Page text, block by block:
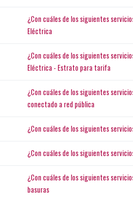
¿Con cuáles de los siguientes
Eléctrica
¿Con cuáles de los siguientes
Eléctrica - Estrato para tarifa
¿Con cuáles de los siguientes
conectado a red pública
¿Con cuáles de los siguientes
¿Con cuáles de los siguientes
¿Con cuáles de los siguientes
basuras